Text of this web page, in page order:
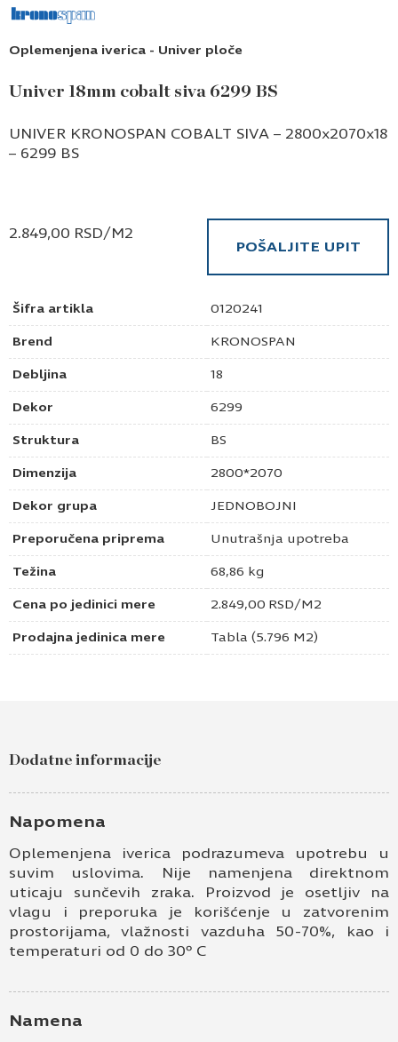
Oplemenjena iverica - Univer ploče
Univer 18mm cobalt siva 6299 BS
Šifra artikla 0120241
Brend KRONOSPAN
Debljina 18
Dekor 6299
Struktura BS
Dimenzija 2800*2070
Dekor grupa JEDNOBOJNI
Preporučena priprema Unutrašnja upotreba
Težina 68,86 kg
Cena po jedinici mere 2.849,00 RSD/M2
Prodajna jedinica mere Tabla (5.796 M2)
UNIVER KRONOSPAN COBALT SIVA – 2800x2070x18
– 6299 BS
2.849,00 RSD/M2
POŠALJITE UPIT
Ime i prezime
Kontakt telefon
Dodatne informacije
Napomena
Oplemenjena iverica podrazumeva upotrebu u
suvim uslovima. Nije namenjena direktnom
uticaju sunčevih zraka. Proizvod je osetljiv na
vlagu i preporuka je korišćenje u zatvorenim
prostorijama, vlažnosti vazduha 50-70%, kao i
temperaturi od 0 do 30º C
Namena